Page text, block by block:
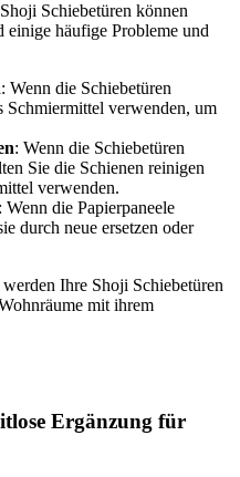
Schiebetüren können
einige häufige Probleme und
: Wenn die Schiebetüren
Schmiermittel verwenden, um
: Wenn die Schiebetüren
Sie die Schienen reinigen
verwenden.
: Wenn die Papierpaneele
durch neue ersetzen oder
Ihre Shoji Schiebetüren
mit ihrem
Ergänzung für